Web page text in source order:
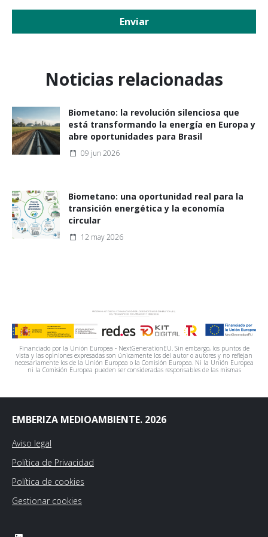
Enviar
Noticias relacionadas
Biometano: la revolución silenciosa que
está transformando la energía en Europa y
abre oportunidades para Brasil
09 jun 2026
Biometano: una oportunidad real para la
transición energética y la economía
circular
12 may 2026
Financiado por la Unión Europea - NextGenerationEU. Sin embargo, los puntos de
vista y las opiniones expresadas son únicamente los del autor o autores y no reflejan
necesariamente los de la Unión Europea o la Comisión Europea. Ni la Unión Europea
ni la Comisión Europea pueden ser consideradas responsables de las mismas
EMBERIZA MEDIOAMBIENTE. 2026
Aviso legal
Política de Privacidad
Política de cookies
Gestionar cookies